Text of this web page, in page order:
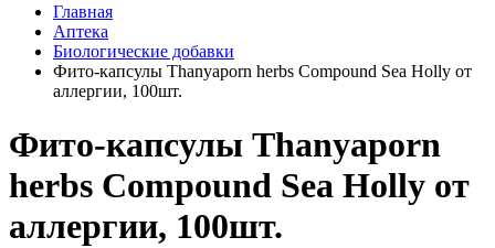
Главная
Аптека
Биологические добавки
Фито-капсулы Thanyaporn herbs Compound Sea Holly от
аллергии, 100шт.
Фито-капсулы Thanyaporn
herbs Compound Sea Holly от
аллергии, 100шт.